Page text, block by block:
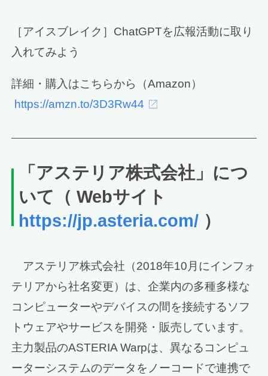
［アイスブレイク］ChatGPTを広報活動に取り
入れてみよう
詳細・購入はこちらから（Amazon）
https://amzn.to/3D3Rw44
「アステリア株式会社」につ
いて（ Webサイト
https://jp.asteria.com/ ）
アステリア株式会社（2018年10月にインフォ
テリアから社名変更）は、企業内の多種多様な
コンピューターやデバイスの間を接続するソフ
トウェアやサービスを開発・販売しています。
主力製品のASTERIA Warpは、異なるコンピュ
ーターシステムのデータをノーコードで連携で